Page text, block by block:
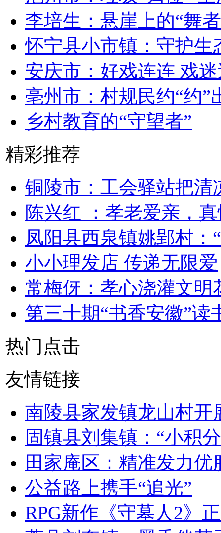
李培生：悬崖上的“舞
怀宁县小市镇：守护生
安庆市：好戏连连 戏
亳州市：村规民约“约”
乡村教育的“守望者”
精彩推荐
铜陵市：工会驿站把清
陈兴红 ：孝老爱亲，
凤阳县西泉镇姚郢村：
小小理发店 传递无限爱
常梅伢：孝心浇灌文明
第三十期“书香安徽”读
热门点击
友情链接
南陵县家发镇龙山村开
固镇县刘集镇：“小积
田家庵区：精准发力
公益路上携手“追光”
RPG新作《守墓人2》